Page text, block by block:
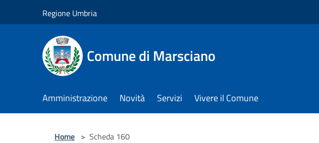
Regione Umbria
Comune di Marsciano
Amministrazione Novità Servizi Vivere il Comune
Home > Scheda 160